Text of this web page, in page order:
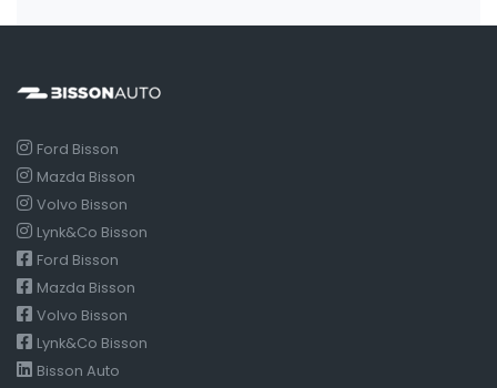
Ford Bisson
Mazda Bisson
Volvo Bisson
Lynk&Co Bisson
Ford Bisson
Mazda Bisson
Volvo Bisson
Lynk&Co Bisson
Bisson Auto